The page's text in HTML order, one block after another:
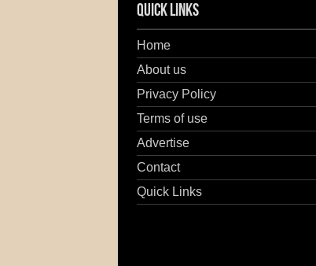
Quick Links
Home
About us
Privacy Policy
Terms of use
Advertise
Contact
Quick Links